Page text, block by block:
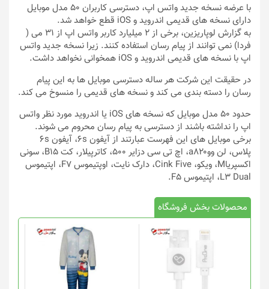
با عرضه نسخه جدید واتس اپ، دسترسی کاربران ۵۰ مدل موبایل
دارای نسخه های قدیمی اندروید و iOS قطع خواهد شد.
به گزارش لوپاریزین، برخی از ۲ میلیارد کاربر واتس اپ از ۳۱ می (
فردا) نمی توانند از پیام رسان استفاده کنند. زیرا نسخه جدید واتس
اپ با نسخه های قدیمی اندروید و iOS همخوانی نخواهد داشت.
در حقیقت این شرکت هر ساله دسترسی موبایل ها به این پیام
رسان را دسته بندی می کند و نسخه های قدیمی را منسوخ می کند.
حدود ۵۰ مدل موبایل که نسخه های iOS یا اندروید مورد نظر واتس
اپ را نداشته باشند از دسترسی به پیام رسان محروم می شوند.
برخی موبایل های این فهرست عبارتند از آیفون ۶s، آیفون ۶s
پلاس، لن ووa۸۲۰، اچ تی سی دزایر ۵۰۰، کاترپیلار، کت B۱۵، سونی
اکسپریاM، ویکو، Cink Five، دارک نایت، اوپتیموس F۷، اپتیموس
L۳ Dual، اپتیموس F۵.
محصولات بخش فروشگاه